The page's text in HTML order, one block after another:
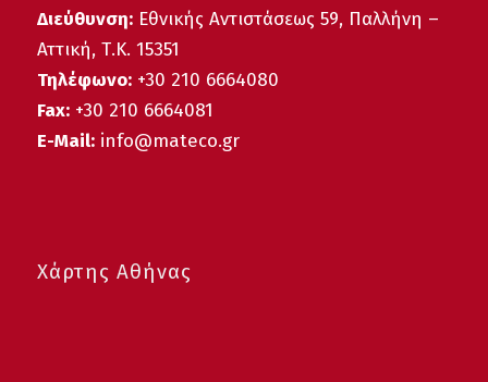
Διεύθυνση:Εθνικής Αντιστάσεως 59, Παλλήνη –
Αττική, Τ.Κ. 15351
Τηλέφωνο: +30 210 6664080
Fax:+30 210 6664081
E-Mail: info@mateco.gr
Χάρτης Αθήνας